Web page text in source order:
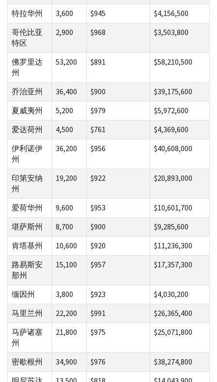
特拉华州 3,600 $945
$4,156,500
哥伦比亚
特区
2,900 $968 $3,503,800
佛罗里达
州
53,200 $891 $58,210,500
乔治亚州 36,400 $900
$39,175,600
夏威夷州
5,200 $979
$5,972,600
爱达荷州
4,500 $761
$4,369,600
伊利诺伊
州
36,200 $956 $40,608,000
印第安纳
州
19,200 $922 $20,893,000
爱荷华州 9,600 $953
$10,601,700
堪萨斯州
8,700 $900
$9,285,600
肯塔基州
10,600 $920
$11,236,300
路易斯安
那州
15,100 $957 $17,357,300
缅因州 3,800 $923
$4,030,200
马里兰州
22,200 $991
$26,365,400
马萨诸塞
州
21,800 $975 $25,071,800
密歇根州 34,900 $976
$38,274,800